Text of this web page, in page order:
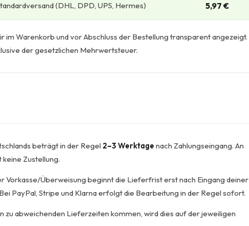
(DHL, DPD, UPS, Hermes) 5,97 €
im Warenkorb und vor Abschluss der Bestellung transparent angezeigt.
der gesetzlichen Mehrwertsteuer.
beträgt in der Regel 2–3 Werktage nach Zahlungseingang. An
Zustellung.
Vorkasse/Überweisung beginnt die Lieferfrist erst nach Eingang deiner
PayPal, Stripe und Klarna erfolgt die Bearbeitung in der Regel sofort.
zu abweichenden Lieferzeiten kommen, wird dies auf der jeweiligen